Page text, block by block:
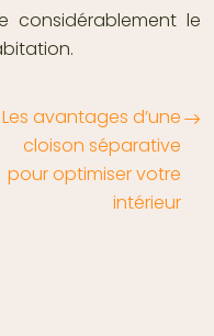
considérablement le
Les avantages d’une
cloison séparative
pour optimiser votre
intérieur